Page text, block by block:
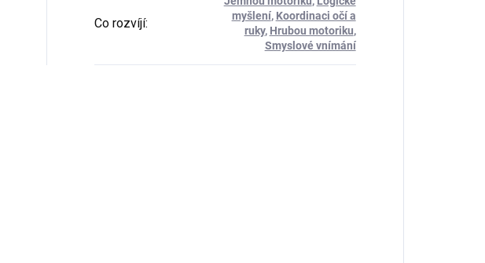
Co rozvíjí:
myšlení, Koordinaci očí a
ruky, Hrubou motoriku,
Smyslové vnímání